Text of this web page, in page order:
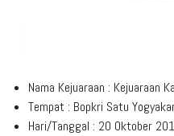
Nama Kejuaraan : Kejuaraan
Tempat : Bopkri Satu
Hari/Tanggal : 20 Oktober